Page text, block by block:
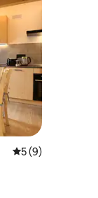
Note moyenne
5 (9)